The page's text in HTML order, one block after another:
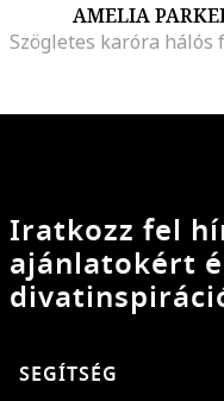
AMELIA
Iratkozz fel
ajánlatokért
SEGÍTSÉG